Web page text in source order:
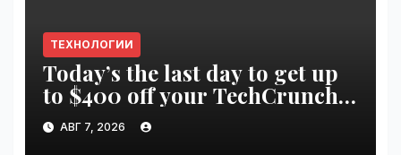
ТЕХНОЛОГИИ
Today’s the last day to get up
to $400 off your TechCrunch
Disrupt 2026 ticket |
VseTime.ru
АВГ 7, 2026